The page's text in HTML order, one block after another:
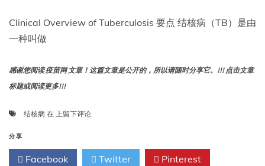
Clinical Overview of Tuberculosis 要点 结核病（TB）是由
一种叫做
感谢您阅读 疫苗网 文章！这篇文章是公开的，所以请随时分享它。!!! 点击文章
标题或阅读更多!!!
结核病 在 结
临
床
上留下评论
分享
Facebook Twitter Pinterest